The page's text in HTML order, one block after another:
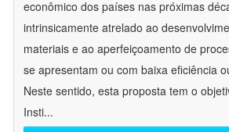
econômico dos países nas próximas
intrinsicamente atrelado ao
materiais e ao aperfeiçoamento de
se apresentam ou com baixa eficiência
Neste sentido, esta proposta tem o
Insti...